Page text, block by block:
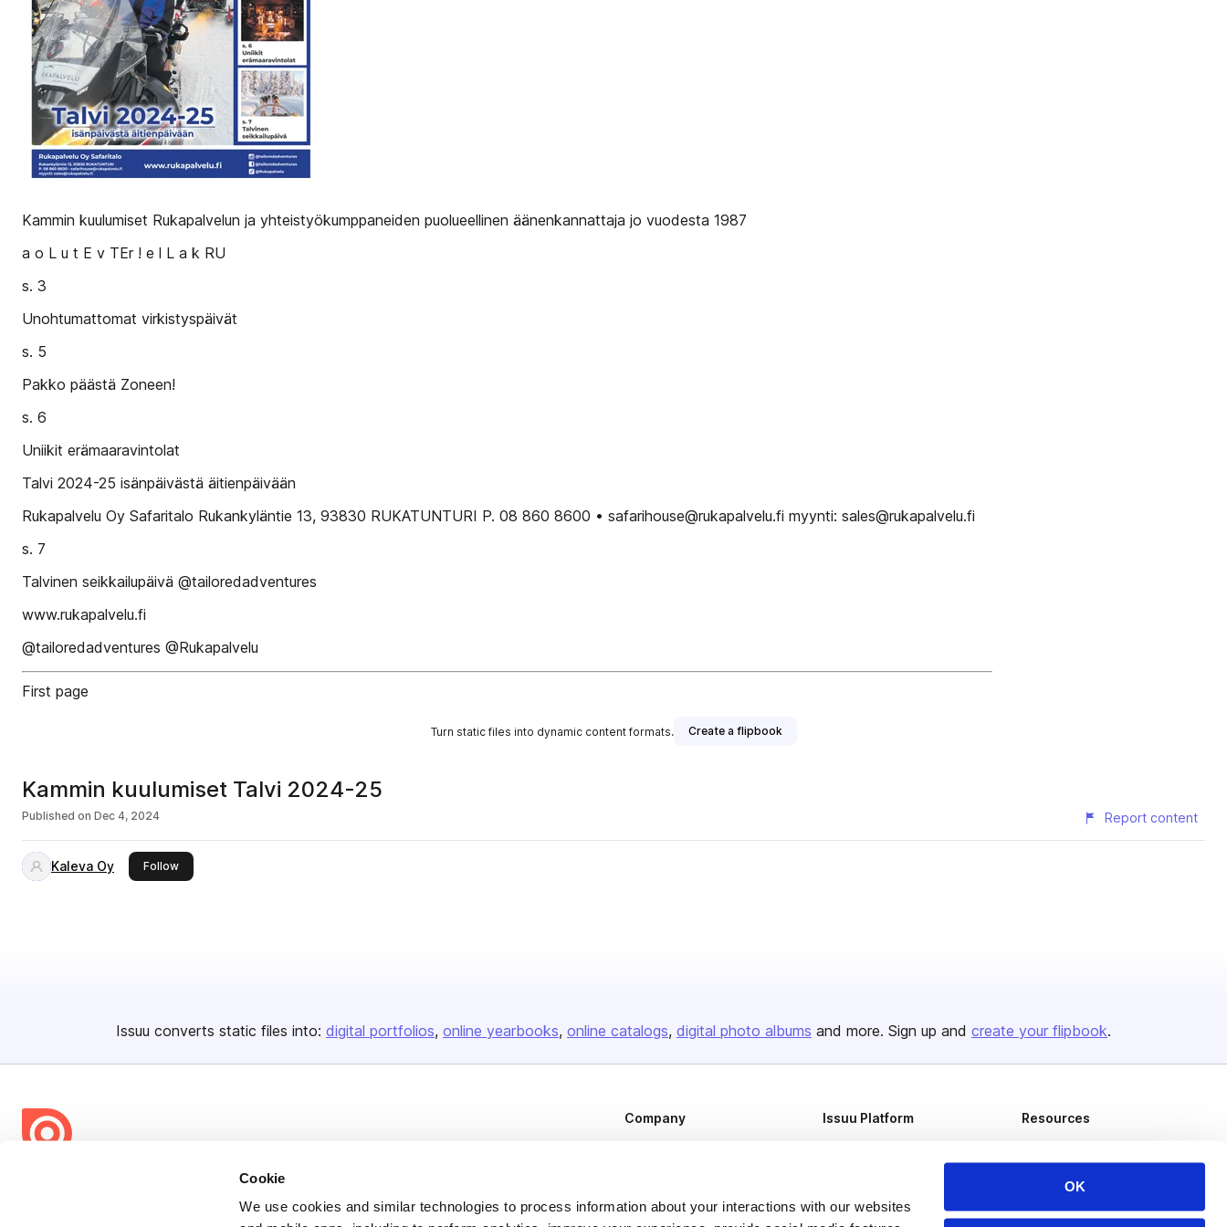
Cookie
We use cookies and similar technologies to process information about your interactions with our websites
OK
Kammin kuulumiset Rukapalvelun ja yhteistyökumppaneiden puolueellinen äänenkannattaja jo vuodesta 1987
a o L u t E v TEr ! e l L a k RU
s. 3
Unohtumattomat virkistyspäivät
s. 5
Pakko päästä Zoneen!
s. 6
Uniikit erämaaravintolat
Talvi 2024-25 isänpäivästä äitienpäivään
Rukapalvelu Oy Safaritalo Rukankyläntie 13, 93830 RUKATUNTURI P. 08 860 8600 • safarihouse@rukapalvelu.fi myynti: sales@rukapalvelu.fi
s. 7
Talvinen seikkailupäivä @tailoredadventures
www.rukapalvelu.fi
@tailoredadventures @Rukapalvelu
First page
Turn static files into dynamic content formats. Create a flipbook
Kammin kuulumiset Talvi 2024-25
Published on Dec 4, 2024 Report content
Kaleva Oy Followthis publisher
Issuu converts static files into: digital portfolios online yearbooks online catalogs digital photo albums and more. Sign up and create your flipbook.
share everywhere.
Company
Plans & Pricing
Issuu Platform
Flipbook
Resources
Publisher Directory
Redeem Code